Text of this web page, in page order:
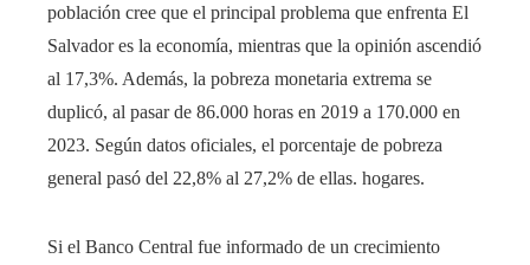
población cree que el principal problema que enfrenta El
Salvador es la economía, mientras que la opinión ascendió
al 17,3%. Además, la pobreza monetaria extrema se
duplicó, al pasar de 86.000 horas en 2019 a 170.000 en
2023. Según datos oficiales, el porcentaje de pobreza
general pasó del 22,8% al 27,2% de ellas. hogares.
Si el Banco Central fue informado de un crecimiento